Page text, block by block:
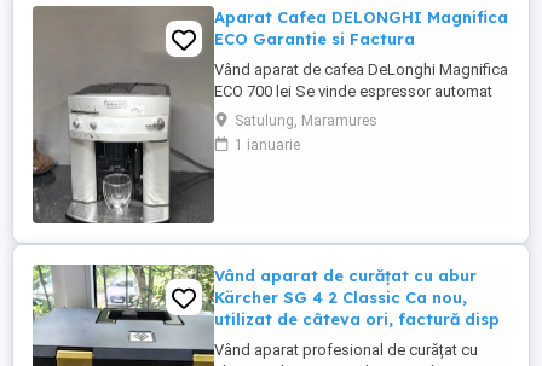
Aparat Cafea DELONGHI Magnifica
ECO Garantie si Factura
Vând aparat de cafea DeLonghi Magnifica
ECO 700 lei Se vinde espressor automat
DeLonghi Magnifica ECO, în stare foarte
bună de funcționare. Prepară espresso,
cafea și cappuccino cu cafea boabe sau
Satulung, Maramures
1 ianuarie
Vând aparat de curățat cu abur
Kärcher SG 4 2 Classic Ca nou,
utilizat de câteva ori, factură disp
Vând aparat profesional de curățat cu